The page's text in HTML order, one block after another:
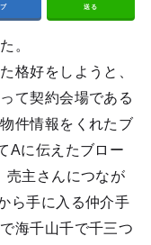
送る
。
格好をしようと、
て契約会場である
件情報をくれたブ
Aに伝えたブロー
売主さんにつなが
ら手に入る仲介手
海千山千で千三つ